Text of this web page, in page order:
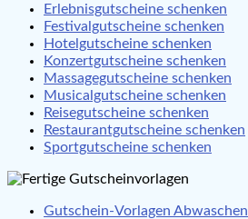
Erlebnisgutscheine schenken
Festivalgutscheine schenken
Hotelgutscheine schenken
Konzertgutscheine schenken
Massagegutscheine schenken
Musicalgutscheine schenken
Reisegutscheine schenken
Restaurantgutscheine schenken
Sportgutscheine schenken
Gutschein-Vorlagen Abwaschen